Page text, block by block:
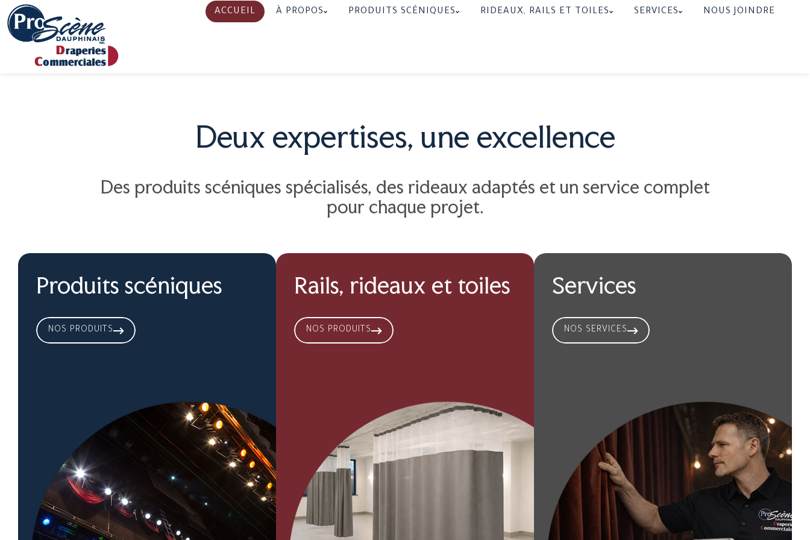
ACCUEIL À PROPOS PRODUITS SCÉNIQUES RIDEAUX, RAILS ET TOILES SERVICES NOUS JOINDRE
Deux expertises, une excellence
Des produits scéniques spécialisés, des rideaux adaptés et un service complet
pour chaque projet.
Produits scéniques
NOS PRODUITS
Rails, rideaux et toiles
NOS PRODUITS
Services
NOS SERVICES